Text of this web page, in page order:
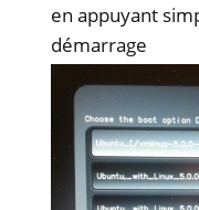
en appuyant
démarrage